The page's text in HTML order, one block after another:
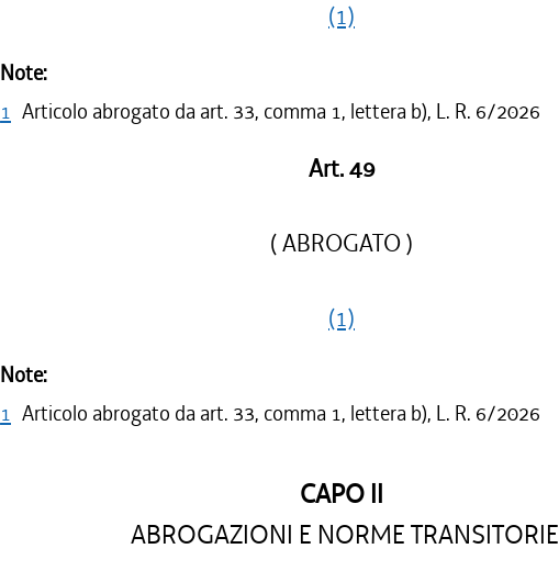
(1)
Note:
1 Articolo abrogato da art. 33, comma 1, lettera b), L. R. 6/2026
Art. 49
( ABROGATO )
(1)
Note:
1 Articolo abrogato da art. 33, comma 1, lettera b), L. R. 6/2026
CAPO II
ABROGAZIONI E NORME TRANSITORIE